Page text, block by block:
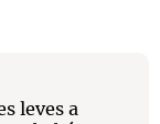
leves a